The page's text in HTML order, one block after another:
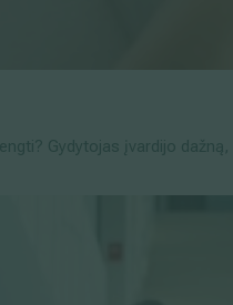
Gydytojas įvardijo